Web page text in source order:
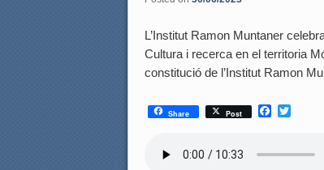
L’Institut Ramon Muntaner
Cultura i recerca en el territoria
constitució de l’Institut Ramon
Share Post
F